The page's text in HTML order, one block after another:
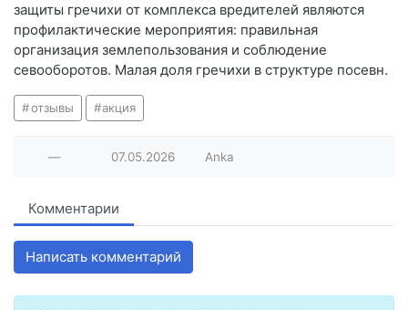
защиты гречихи от комплекса вредителей являются
профилактические мероприятия: правильная
организация землепользования и соблюдение
севооборотов. Малая доля гречихи в структуре посевн.
отзывы акция
— 07.05.2026 Anka
Комментарии
Написать комментарий